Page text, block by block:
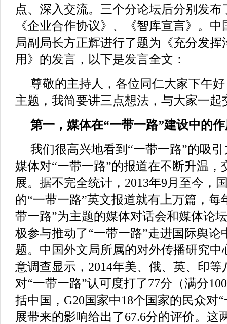
点、深入交流。三个分论坛后分别发
《企业合作协议》、《智库宣言》。
局副局长方正辉进行了题为《充分发
用》的发言，以下是发言全文：
尊敬的主持人，各位同仁大家下午
主题，我简要讲三点想法，与大家一起
第一，媒体在“一带一路”建设中的
我们很高兴地看到“一带一路”的吸
媒体对“一带一路”的报道在不断升温，
展。据不完全统计，2013年9月至今，
的“一带一路”英文报道就有上万篇，每
带一路”为主题的媒体对话会和媒体论
极参与推动了“一带一路”走进国际舆论
题。中国外文局所属的对外传播研究
意调查显示，2014年美、俄、英、印
对“一带一路”认可度打了77分（满分
括中国，G20国家中18个国家的民众对
展带来的影响给出了67.6分的评价。这